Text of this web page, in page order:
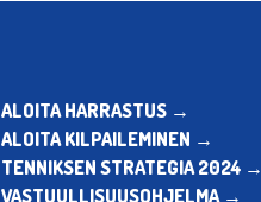
ALOITA HARRASTUS →
ALOITA KILPAILEMINEN →
TENNIKSEN STRATEGIA 2024 →
VASTUULLISUUSOHJELMA →